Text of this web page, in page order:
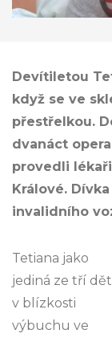
Devítiletou
když se ve
přestřelkou.
dvanáct
provedli
Králové.
invalidního
Tetiana jako
jediná ze tří
v blízkosti
výbuchu ve